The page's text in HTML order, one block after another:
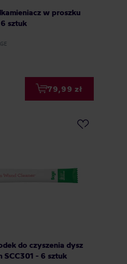
w proszku
6 sztuk
79,99 zł
do czyszenia dysz
SCC301 - 6 sztuk